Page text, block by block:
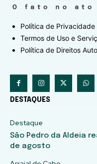
Política de Privacidade
Termos de Uso e
Política de Direitos
DESTAQUES
Destaque
São Pedro da Aldeia
de agosto